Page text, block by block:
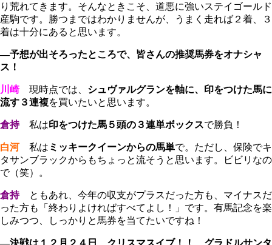
り荒れてきます。そんなときこそ、道悪に強いステイゴールド
産駒です。勝つまではわかりませんが、うまく走れば２着、３
着は十分にあると思います。
―予想が出そろったところで、皆さんの推奨馬券をオナシャ
ス！
川崎現時点では、 シュヴァルグランを軸に、印をつけた馬に
流す３連複を買いたいと思います。
倉持私は印をつけた馬５頭の３連単ボックスで勝負！
白河私は ミッキークイーンからの馬単で。ただし、保険でキ
タサンブラックからもちょっと流そうと思います。ビビリなの
で（笑）。
倉持ともあれ、今年の収支がプラスだった方も、マイナスだ
った方も「終わりよければすべてよし！」です。有馬記念を楽
しみつつ、しっかりと馬券を当てたいですね！
―決戦は１２月２４日、クリスマスイブ！！ グラドルサンタ